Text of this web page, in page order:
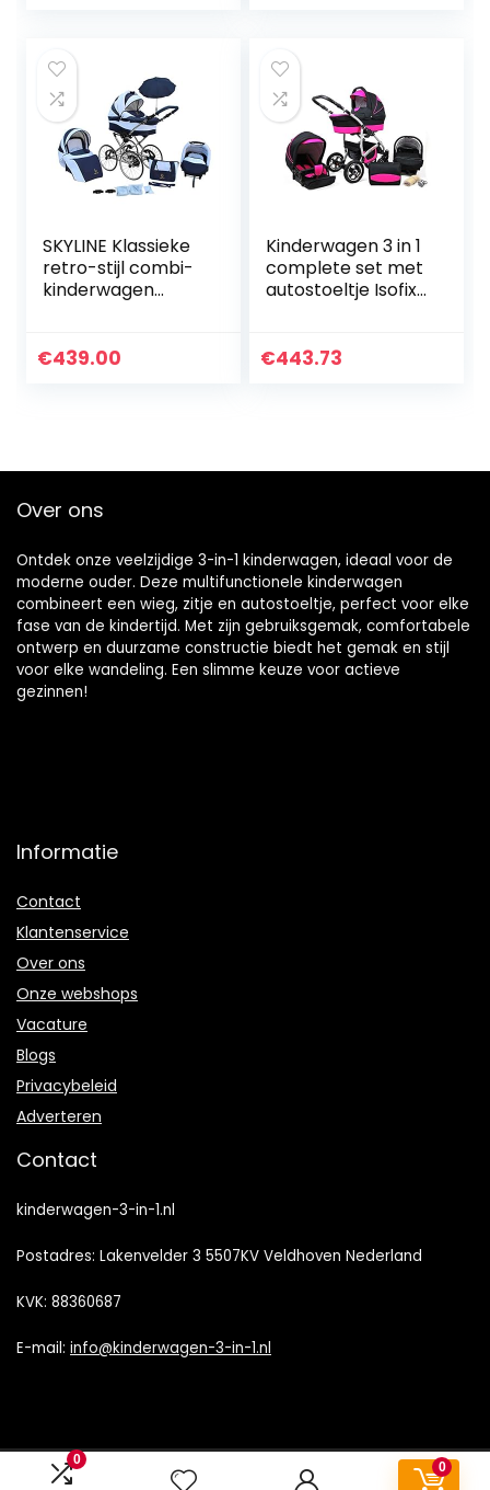
0
0
SKYLINE Klassieke
retro-stijl combi-
kinderwagen
autostoel (Isofix)
€439.00
Kinderwagen 3 in 1
complete set met
autostoeltje Isofix
Larmax van
€443.73
Over ons
Ontdek onze veelzijdige 3-in-1 kinderwagen, ideaal voor de
moderne ouder. Deze multifunctionele kinderwagen
combineert een wieg, zitje en autostoeltje, perfect voor elke
fase van de kindertijd. Met zijn gebruiksgemak, comfortabele
ontwerp en duurzame constructie biedt het gemak en stijl
voor elke wandeling. Een slimme keuze voor actieve
gezinnen!
Informatie
Contact
Klantenservice
Over ons
Onze webshops
Vacature
Blogs
Privacybeleid
Adverteren
Contact
kinderwagen-3-in-1.nl
Postadres: Lakenvelder 3 5507KV Veldhoven Nederland
KVK: 88360687
E-mail: info@kinderwagen-3-in-1.nl
2022 © Kinderwagen-3-in-1.nl Alle rechten voorbehouden